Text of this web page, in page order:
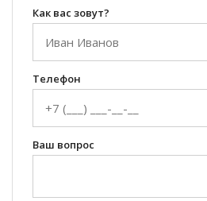
Как вас зовут?
Телефон
Ваш вопрос